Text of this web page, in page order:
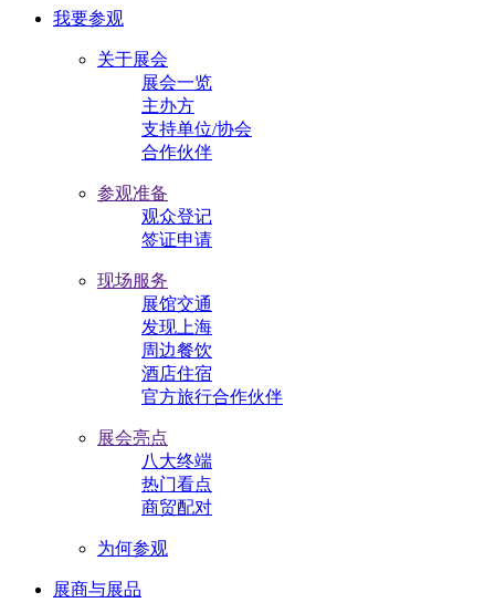
我要参观
关于展会
展会一览
主办方
支持单位/协会
合作伙伴
参观准备
观众登记
签证申请
现场服务
展馆交通
发现上海
周边餐饮
酒店住宿
官方旅行合作伙伴
展会亮点
八大终端
热门看点
商贸配对
为何参观
展商与展品